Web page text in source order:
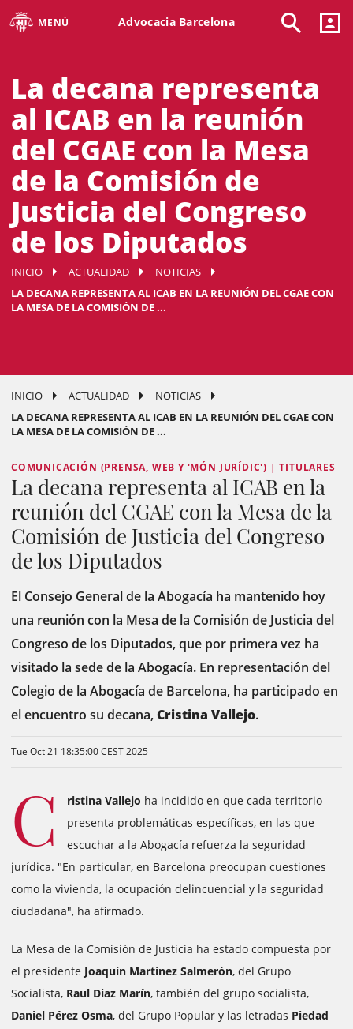
MENÚ Advocacia Barcelona
La decana representa
al ICAB en la reunión
del CGAE con la Mesa
de la Comisión de
Justicia del Congreso
de los Diputados
INICIO ACTUALIDAD
NOTICIAS
LA DECANA REPRESENTA AL ICAB EN LA REUNIÓN DEL CGAE CON
LA MESA DE LA COMISIÓN DE ...
INICIO ACTUALIDAD
NOTICIAS
LA DECANA REPRESENTA AL ICAB EN LA REUNIÓN DEL CGAE CON
LA MESA DE LA COMISIÓN DE ...
COMUNICACIÓN (PRENSA, WEB Y 'MÓN JURÍDIC') | TITULARES
La decana representa al ICAB en la
reunión del CGAE con la Mesa de la
Comisión de Justicia del Congreso
de los Diputados
El Consejo General de la Abogacía ha mantenido hoy
una reunión con la Mesa de la Comisión de Justicia del
Congreso de los Diputados, que por primera vez ha
visitado la sede de la Abogacía. En representación del
Colegio de la Abogacía de Barcelona, ​​ha participado en
el encuentro su decana, Cristina Vallejo.
Tue Oct 21 18:35:00 CEST 2025
C ristina Vallejo ha incidido en que cada territorio
presenta problemáticas específicas, en las que
escuchar a la Abogacía refuerza la seguridad
jurídica. "En particular, en Barcelona preocupan cuestiones
como la vivienda, la ocupación delincuencial y la seguridad
ciudadana", ha afirmado.
La Mesa de la Comisión de Justicia ha estado compuesta por
el presidente Joaquín Martínez Salmerón, del Grupo
Socialista, Raul Diaz Marín, también del grupo socialista,
Daniel Pérez Osma, del Grupo Popular y las letradas Piedad